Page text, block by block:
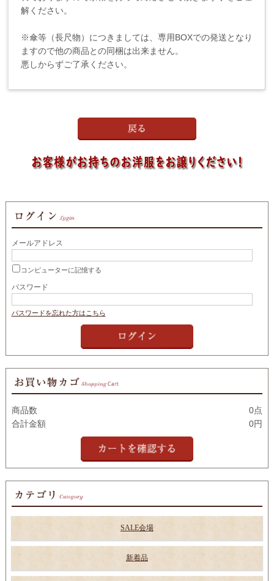
解ください。
※傘等（長尺物）につきましては、専用BOXでの発送となり
ますので他の商品との同梱は出来ません。
悪しからずご了承ください。
メールアドレス
コンピューターに記憶する
パスワード
パスワードを忘れた方はこちら
商品数
0点
合計金額
0円
SALE会場
新着品